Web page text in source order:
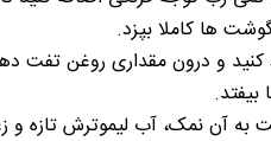
ها کاملا بپزد.
و درون مقداری روغن تفت
بیفتد.